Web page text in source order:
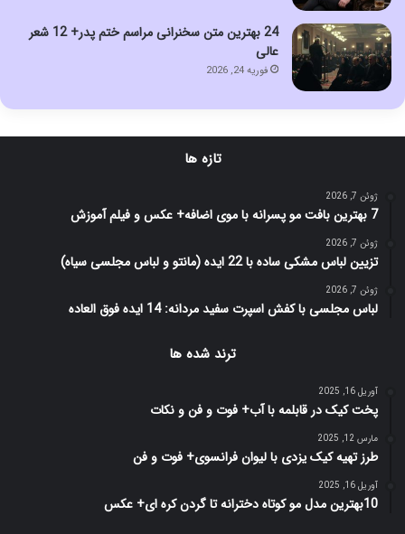
24 بهترین متن سخنرانی مراسم ختم پدر+ 12 شعر
عالی
فوریه 24, 2026
تازه ها
ژوئن 7, 2026
7 بهترین بافت مو پسرانه با موی اضافه+ عکس و فیلم آموزش
ژوئن 7, 2026
تزیین لباس مشکی ساده با 22 ایده (مانتو و لباس مجلسی سیاه)
ژوئن 7, 2026
لباس مجلسی با کفش اسپرت سفید مردانه: 14 ایده فوق العاده
ترند شده ها
آوریل 16, 2025
پخت کیک در قابلمه با آب+ فوت و فن و نکات
مارس 12, 2025
طرز تهیه کیک یزدی با لیوان فرانسوی+ فوت و فن
آوریل 16, 2025
10بهترین مدل مو کوتاه دخترانه تا گردن کره ای+ عکس